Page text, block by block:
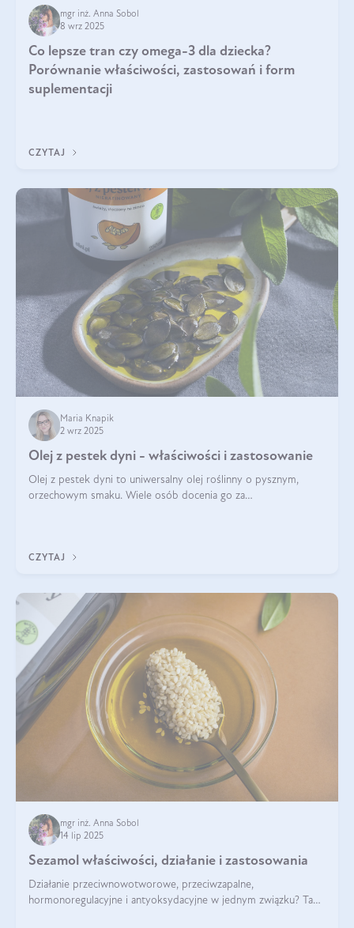
mgr inż. Anna Sobol
8 wrz 2025
Co lepsze tran czy omega-3 dla dziecka?
Porównanie właściwości, zastosowań i form
suplementacji
CZYTAJ
Maria Knapik
2 wrz 2025
Olej z pestek dyni - właściwości i zastosowanie
Olej z pestek dyni to uniwersalny olej roślinny o pysznym,
orzechowym smaku. Wiele osób docenia go za
CZYTAJ
mgr inż. Anna Sobol
14 lip 2025
Sezamol właściwości, działanie i zastosowania
Działanie przeciwnowotworowe, przeciwzapalne,
hormonoregulacyjne i antyoksydacyjne w jednym związku? Tak